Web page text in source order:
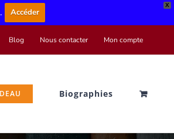
X
Accéder
Blog Nous contacter Mon compte
Biographies